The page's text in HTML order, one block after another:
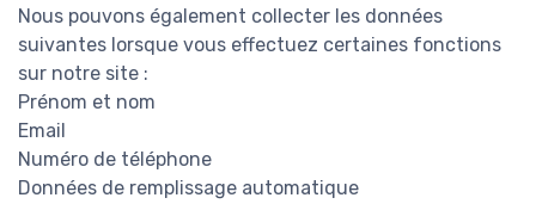
Nous pouvons également collecter les données
suivantes lorsque vous effectuez certaines fonctions
sur notre site :
Prénom et nom
Email
Numéro de téléphone
Données de remplissage automatique